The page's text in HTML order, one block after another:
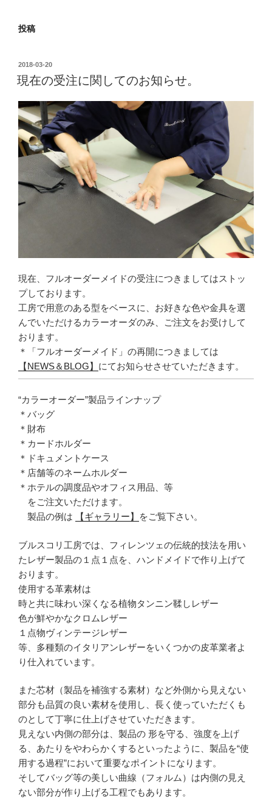
投稿
2018-03-20
現在の受注に関してのお知らせ。
現在、フルオーダーメイドの受注につきましてはストッ
プしております。
工房で用意のある型をベースに、お好きな色や金具を選
んでいただけるカラーオーダのみ、ご注文をお受けして
おります。
＊「フルオーダーメイド」の再開につきましては
【NEWS＆BLOG】 にてお知らせさせていただきます。
“カラーオーダー”製品ラインナップ
＊バッグ
＊財布
＊カードホルダー
＊ドキュメントケース
＊店舗等のネームホルダー
＊ホテルの調度品やオフィス用品、等
をご注文いただけます。
製品の例は
【ギャラリー】 をご覧下さい。
ブルスコリ工房では、フィレンツェの伝統的技法を用い
たレザー製品の１点１点を、ハンドメイドで作り上げて
おります。
使用する革素材は
時と共に味わい深くなる植物タンニン鞣しレザー
色が鮮やかなクロムレザー
１点物ヴィンテージレザー
等、多種類のイタリアンレザーをいくつかの皮革業者よ
り仕入れています。
また芯材（製品を補強する素材）など外側から見えない
部分も品質の良い素材を使用し、長く使っていただくも
のとして丁寧に仕上げさせていただきます。
見えない内側の部分は、製品の 形を守る、強度を上げ
る、あたりをやわらかくするといったように、製品を“使
用する過程”において重要なポイントになります。
そしてバッグ等の美しい曲線（フォルム）は内側の見え
ない部分が作り上げる工程でもあります。